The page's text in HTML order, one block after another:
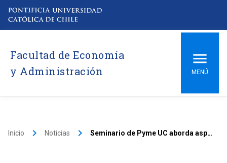
Facultad de Economía
y Administración
MENÚ
Inicio keyboard_arrow_right Noticias keyboard_arrow_right Seminario de Pyme UC aborda aspectos clave de la gestión tributaria en pymes